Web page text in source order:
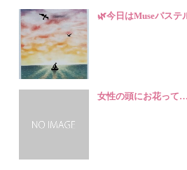
🌿今日はMuseパステ
女性の頭にお花って